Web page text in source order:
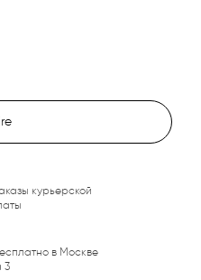
курьерской
в Москве
3